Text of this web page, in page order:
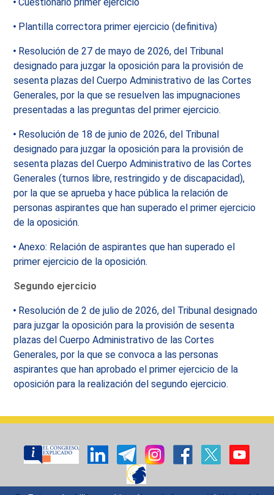
Plantilla correctora primer ejercicio (definitiva)
Resolución de 27 de mayo de 2026, del Tribunal
designado para juzgar la oposición para la provisión de
sesenta plazas del Cuerpo Administrativo de las Cortes
Generales, por la que se resuelven las impugnaciones
presentadas a las preguntas del primer ejercicio.
Resolución de 18 de junio de 2026, del Tribunal
designado para juzgar la oposición para la provisión de
sesenta plazas del Cuerpo Administrativo de las Cortes
Generales (turnos libre, restringido y de discapacidad),
por la que se aprueba y hace pública la relación de
personas aspirantes que han superado el primer ejercicio
de la oposición.
Anexo: Relación de aspirantes que han superado el
primer ejercicio de la oposición.
Segundo ejercicio
Resolución de 2 de julio de 2026, del Tribunal designado
para juzgar la oposición para la provisión de sesenta
plazas del Cuerpo Administrativo de las Cortes
Generales, por la que se convoca a las personas
aspirantes que han aprobado el primer ejercicio de la
oposición para la realización del segundo ejercicio.